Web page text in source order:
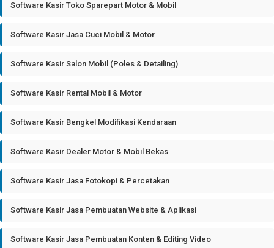
Software Kasir Toko Sparepart Motor & Mobil
Software Kasir Jasa Cuci Mobil & Motor
Software Kasir Salon Mobil (Poles & Detailing)
Software Kasir Rental Mobil & Motor
Software Kasir Bengkel Modifikasi Kendaraan
Software Kasir Dealer Motor & Mobil Bekas
Software Kasir Jasa Fotokopi & Percetakan
Software Kasir Jasa Pembuatan Website & Aplikasi
Software Kasir Jasa Pembuatan Konten & Editing Video